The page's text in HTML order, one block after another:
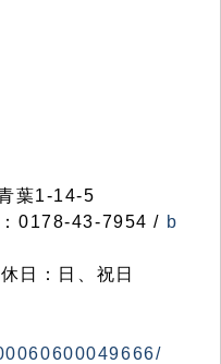
葉1-14-5
0178-43-7954 / b
日：日、祝日